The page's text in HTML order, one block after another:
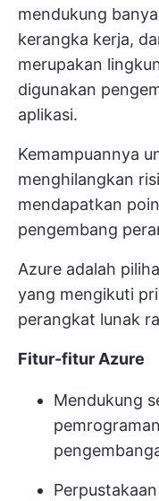
mendukung
kerangka kerja,
merupakan
digunakan
aplikasi.
Kemampuannya
menghilangkan
mendapatkan
pengembang
Azure adalah
yang mengikuti
perangkat lunak
Fitur-fitur Azure
Mendukung